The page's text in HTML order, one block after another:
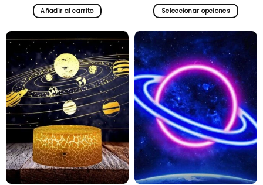
Añadir al carrito precios:
desde
hasta
Seleccionar opciones
producto
tiene
múltiples
variantes.
Las
opciones
se
pueden
elegir
en
la
página
de
producto